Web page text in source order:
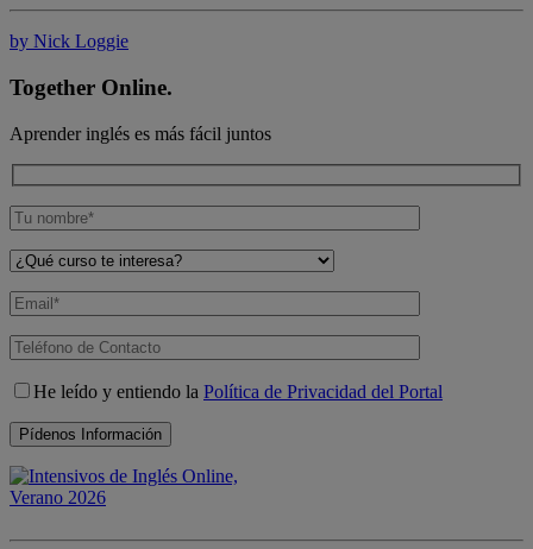
by Nick Loggie
Together Online.
Aprender inglés es más fácil juntos
He leído y entiendo la Política de Privacidad del Portal